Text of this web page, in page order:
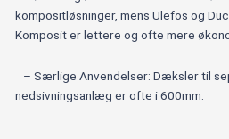
kompositløsninger, mens Ulefos og
Komposit er lettere og ofte mere
– Særlige Anvendelser: Dæksler til
nedsivningsanlæg er ofte i 600mm.